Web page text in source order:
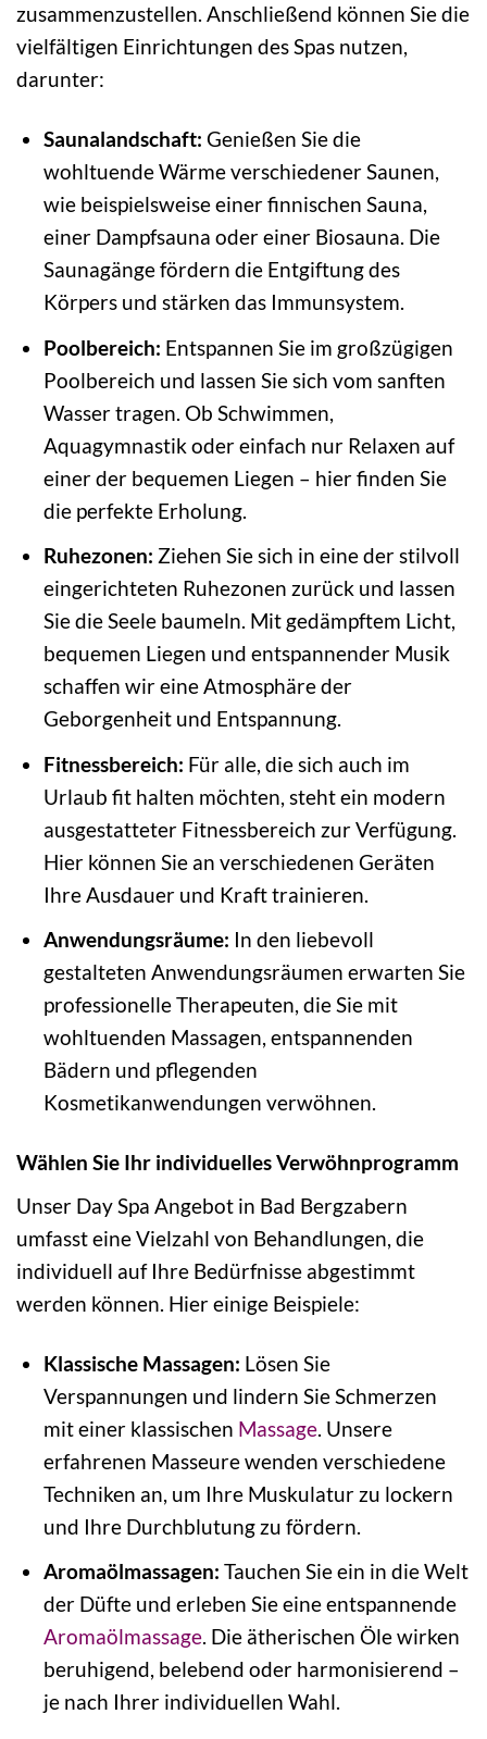
zusammenzustellen. Anschließend können Sie die
vielfältigen Einrichtungen des Spas nutzen,
darunter:
Saunalandschaft: Genießen Sie die
wohltuende Wärme verschiedener Saunen,
wie beispielsweise einer finnischen Sauna,
einer Dampfsauna oder einer Biosauna. Die
Saunagänge fördern die Entgiftung des
Körpers und stärken das Immunsystem.
Poolbereich: Entspannen Sie im großzügigen
Poolbereich und lassen Sie sich vom sanften
Wasser tragen. Ob Schwimmen,
Aquagymnastik oder einfach nur Relaxen auf
einer der bequemen Liegen – hier finden Sie
die perfekte Erholung.
Ruhezonen: Ziehen Sie sich in eine der stilvoll
eingerichteten Ruhezonen zurück und lassen
Sie die Seele baumeln. Mit gedämpftem Licht,
bequemen Liegen und entspannender Musik
schaffen wir eine Atmosphäre der
Geborgenheit und Entspannung.
Fitnessbereich: Für alle, die sich auch im
Urlaub fit halten möchten, steht ein modern
ausgestatteter Fitnessbereich zur Verfügung.
Hier können Sie an verschiedenen Geräten
Ihre Ausdauer und Kraft trainieren.
Anwendungsräume: In den liebevoll
gestalteten Anwendungsräumen erwarten Sie
professionelle Therapeuten, die Sie mit
wohltuenden Massagen, entspannenden
Bädern und pflegenden
Kosmetikanwendungen verwöhnen.
Wählen Sie Ihr individuelles Verwöhnprogramm
Unser Day Spa Angebot in Bad Bergzabern
umfasst eine Vielzahl von Behandlungen, die
individuell auf Ihre Bedürfnisse abgestimmt
werden können. Hier einige Beispiele:
Klassische Massagen: Lösen Sie
Verspannungen und lindern Sie Schmerzen
mit einer klassischen Massage. Unsere
erfahrenen Masseure wenden verschiedene
Techniken an, um Ihre Muskulatur zu lockern
und Ihre Durchblutung zu fördern.
Aromaölmassagen: Tauchen Sie ein in die Welt
der Düfte und erleben Sie eine entspannende
Aromaölmassage. Die ätherischen Öle wirken
beruhigend, belebend oder harmonisierend –
je nach Ihrer individuellen Wahl.